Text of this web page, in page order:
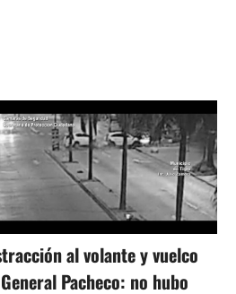
al volante y vuelco
Pacheco: no hubo